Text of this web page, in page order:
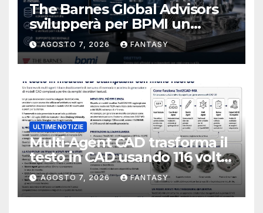
The Barnes Global Advisors
svilupperà per BPMI un
database per la stampa 3D
metallica destinata alla filiera
navale statunitense
AGOSTO 7, 2026 FANTASY
ULTIME NOTIZIE
Multi-Agent CAD trasforma il
testo in CAD usando 116 volte
meno token
AGOSTO 7, 2026 FANTASY